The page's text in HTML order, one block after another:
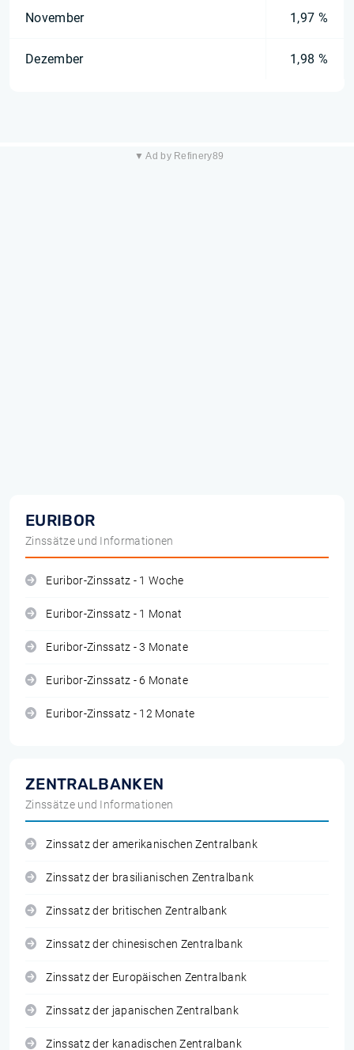
November 1,97 %
Dezember 1,98 %
▼ Ad by Refinery89
EURIBOR
Zinssätze und Informationen
Euribor-Zinssatz - 1 Woche
Euribor-Zinssatz - 1 Monat
Euribor-Zinssatz - 3 Monate
Euribor-Zinssatz - 6 Monate
Euribor-Zinssatz - 12 Monate
ZENTRALBANKEN
Zinssätze und Informationen
Zinssatz der amerikanischen Zentralbank
Zinssatz der brasilianischen Zentralbank
Zinssatz der britischen Zentralbank
Zinssatz der chinesischen Zentralbank
Zinssatz der Europäischen Zentralbank
Zinssatz der japanischen Zentralbank
Zinssatz der kanadischen Zentralbank